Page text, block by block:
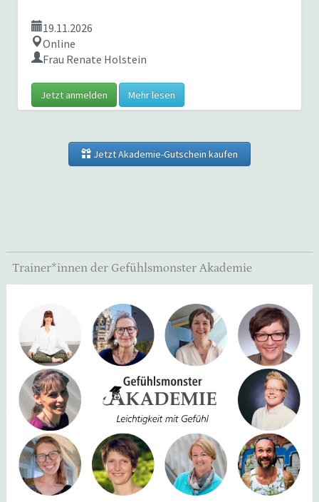
19.11.2026
Online
Frau Renate Holstein
Jetzt anmelden Mehr lesen
Jetzt Akademie-Gutschein kaufen
Trainer*innen der Gefühlsmonster Akademie